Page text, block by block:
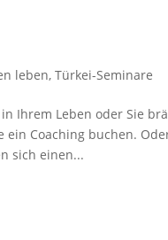
leben,Türkei-Seminare
Ihrem Leben oder Sie
Coaching buchen.
sich einen...